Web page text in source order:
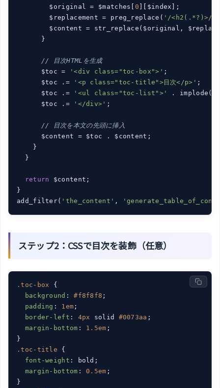
        $original = $matches[
0 ][$index];
        $replacement = preg_replace(
'/<h2(.*?)>/'
$content = str_replace($original,
      }
// 目次HTMLを生成
      $toc =
'<div class="toc-box">' ;
      $toc .=
'<p class="toc-title">目次</p>' ;
      $toc .=
'<ul class="toc-list">' . implode(
      $toc .=
'</div>' ;
// 目次を本文の先頭に挿入
      $content = $toc . $content;
    }
  }
return $content;
}
add_filter( 'the_content' ,
ステップ2：CSSで目次を装飾（任意）
.toc-box {
background : #f8f8f8 ;
padding : 1em ;
border-left : 4px solid #0073aa ;
margin-bottom : 1.5em ;
.toc-title {
font-weight : bold;
margin-bottom : 0.5em ;